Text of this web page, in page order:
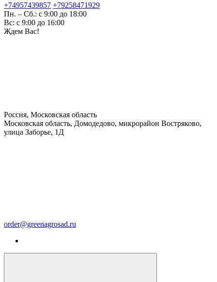
+74957439857 +79258471929
Пн. – Сб.: с 9:00 до 18:00
Вс: с 9:00 до 16:00
Ждем Вас!
Россия, Московская область
Московская область, Домодедово, микрорайон Востряково,
улица Заборье, 1Д
order@greenagrosad.ru